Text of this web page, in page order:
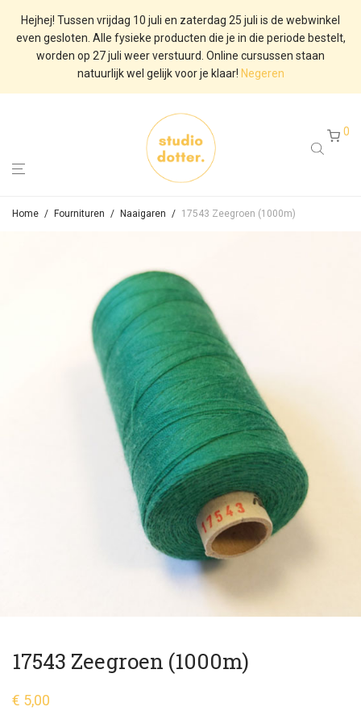
Hejhej! Tussen vrijdag 10 juli en zaterdag 25 juli is de webwinkel
even gesloten. Alle fysieke producten die je in die periode bestelt,
worden op 27 juli weer verstuurd. Online cursussen staan
natuurlijk wel gelijk voor je klaar! Negeren
0
Home / Fournituren / Naaigaren / 17543 Zeegroen (1000m)
17543 Zeegroen (1000m)
€ 5,00